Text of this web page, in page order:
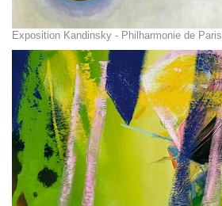
Exposition Kandinsky - Philharmonie de Paris